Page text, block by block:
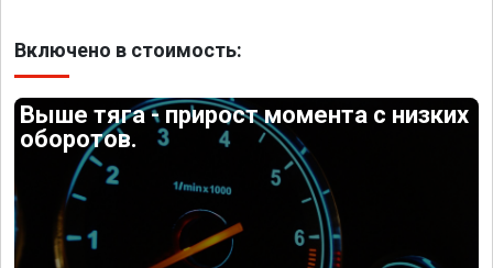
Включено в стоимость:
Выше тяга - прирост момента с низких
оборотов.